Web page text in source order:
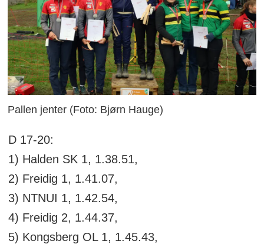
Pallen jenter (Foto: Bjørn Hauge)
D 17-20:
1) Halden SK 1, 1.38.51,
2) Freidig 1, 1.41.07,
3) NTNUI 1, 1.42.54,
4) Freidig 2, 1.44.37,
5) Kongsberg OL 1, 1.45.43,